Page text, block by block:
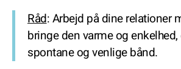
Råd: Arbejd på dine relationer
bringe den varme og
spontane og venlige bånd.